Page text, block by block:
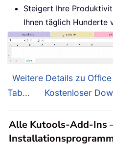
Steigert Ihre
Ihnen täglich Hunderte
Weitere Details zu Office
Tab...
Kostenloser
Alle Kutools-Add-Ins